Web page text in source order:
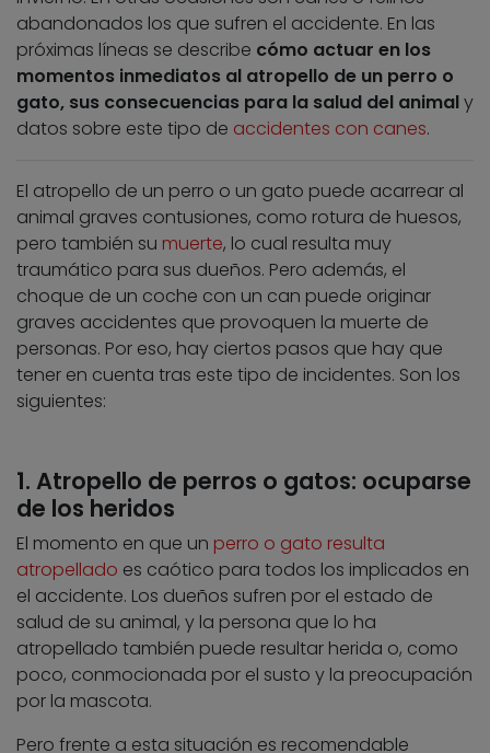
abandonados los que sufren el accidente. En las
próximas líneas se describe cómo actuar en los
momentos inmediatos al atropello de un perro o
gato, sus consecuencias para la salud del animaly
datos sobre este tipo de accidentes con canes.
El atropello de un perro o un gato puede acarrear al
animal graves contusiones, como rotura de huesos,
pero también su muerte, lo cual resulta muy
traumático para sus dueños. Pero además, el
choque de un coche con un can puede originar
graves accidentes que provoquen la muerte de
personas. Por eso, hay ciertos pasos que hay que
tener en cuenta tras este tipo de incidentes. Son los
siguientes:
1. Atropello de perros o gatos: ocuparse
de los heridos
El momento en que un perro o gato resulta
atropellado es caótico para todos los implicados en
el accidente. Los dueños sufren por el estado de
salud de su animal, y la persona que lo ha
atropellado también puede resultar herida o, como
poco, conmocionada por el susto y la preocupación
por la mascota.
Pero frente a esta situación es recomendable